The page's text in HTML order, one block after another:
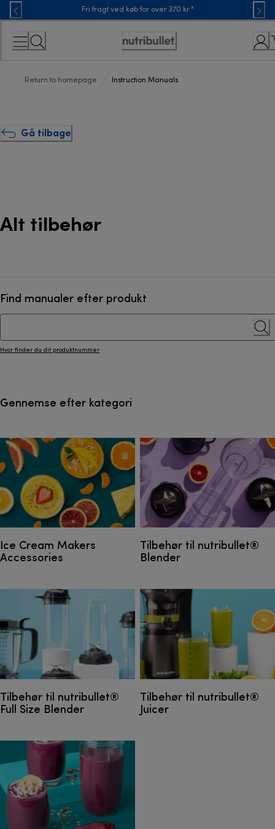
Skip
to
Content
Fri fragt ved køb for over 370 kr.*
Accessibility
Return to homepage Instruction Manuals
Gå tilbage
Alt tilbehør
Find manualer efter produkt
Hvor finder du dit produktnummer
Gennemse efter kategori
Ice Cream Makers
Accessories
Tilbehør til nutribullet®
Blender
Tilbehør til nutribullet®
Full Size Blender
Tilbehør til nutribullet®
Juicer